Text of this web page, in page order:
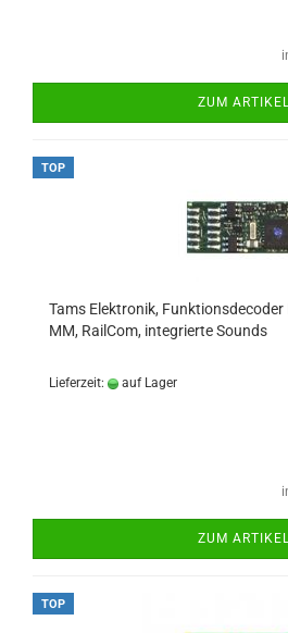
ZUM
TOP
Tams Elektronik, Funktionsdecoder
MM, RailCom, integrierte Sounds
Lieferzeit: auf Lager
ZUM
TOP